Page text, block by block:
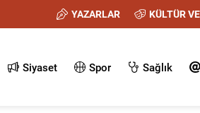
YAZARLAR KÜLTÜR
Siyaset Spor Sağlık